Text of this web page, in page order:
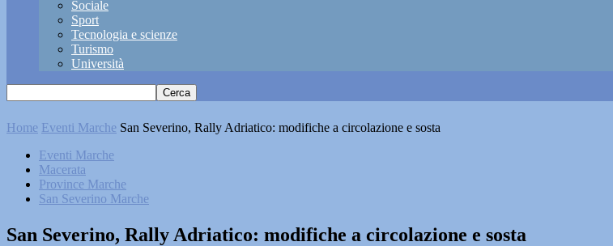
Sociale
Sport
Tecnologia e scienze
Turismo
Università
Home Eventi Marche San Severino, Rally Adriatico: modifiche a circolazione e sosta
Eventi Marche
Macerata
Province Marche
San Severino Marche
San Severino, Rally Adriatico: modifiche a circolazione e sosta